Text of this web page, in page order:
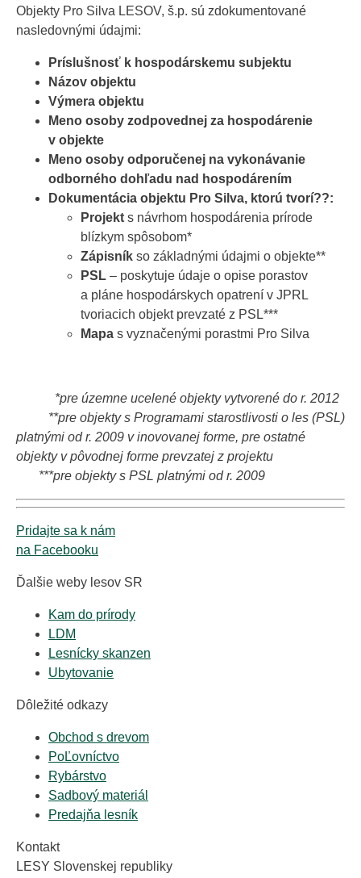
Objekty Pro Silva LESOV, š.p. sú zdokumentované
nasledovnými údajmi:
Príslušnosť k hospodárskemu subjektu
Názov objektu
Výmera objektu
Meno osoby zodpovednej za hospodárenie
v objekte
Meno osoby odporučenej na vykonávanie
odborného dohľadu nad hospodárením
Dokumentácia objektu Pro Silva, ktorú tvorí??:
Projekt s návrhom hospodárenia prírode
blízkym spôsobom*
Zápisník so základnými údajmi o objekte**
PSL – poskytuje údaje o opise porastov
a pláne hospodárskych opatrení v JPRL
tvoriacich objekt prevzaté z PSL***
Mapa s vyznačenými porastmi Pro Silva
*pre územne ucelené objekty vytvorené do r. 2012
**pre objekty s Programami starostlivosti o les (PSL)
platnými od r. 2009 v inovovanej forme, pre ostatné
objekty v pôvodnej forme prevzatej z projektu
***pre objekty s PSL platnými od r. 2009
Pridajte sa k nám
na Facebooku
Ďalšie weby lesov SR
Kam do prírody
LDM
Lesnícky skanzen
Ubytovanie
Dôležité odkazy
Obchod s drevom
PoĽovníctvo
Rybárstvo
Sadbový materiál
Predajňa lesník
Kontakt
LESY Slovenskej republiky